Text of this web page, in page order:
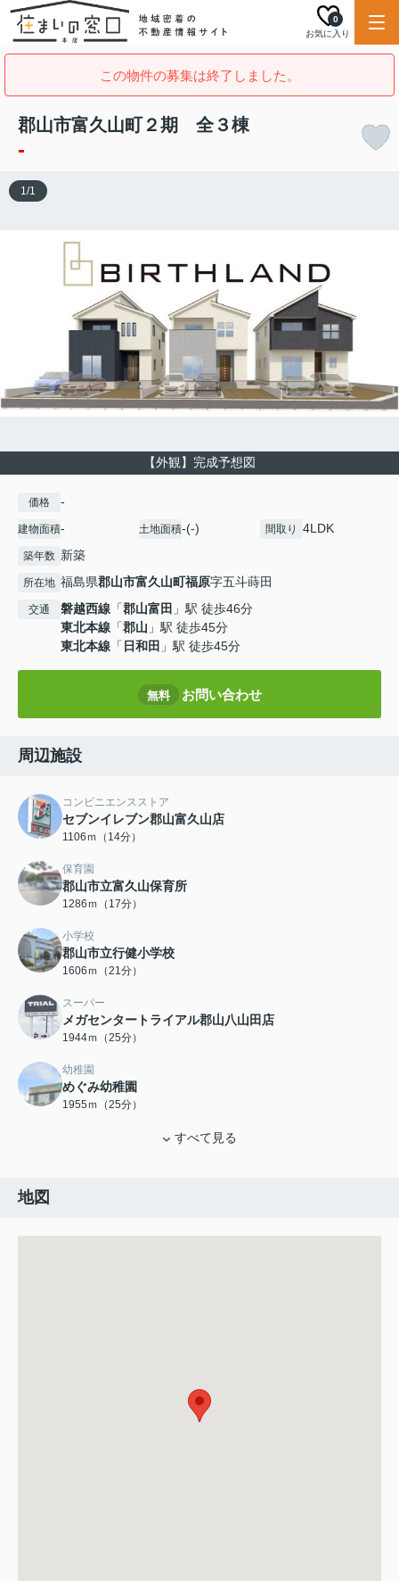
お気に入り
0
この物件の募集は終了しました。
郡山市富久山町２期 全３棟
-
【外観】完成予想図
1/1
価格 -
建物面積- 土地面積-(-) 間取り 4LDK
築年数 新築
所在地 福島県郡山市富久山町福原字五斗蒔田
交通 磐越西線 「郡山富田 」駅 徒歩46分
東北本線 「郡山 」駅 徒歩45分
東北本線 「 日和田 」駅 徒歩45分
無料 お問い合わせ
周辺施設
コンビニエンスストア
セブンイレブン郡山富久山店
1106ｍ（14分）
保育園
郡山市立富久山保育所
1286ｍ（17分）
小学校
郡山市立行健小学校
1606ｍ（21分）
スーパー
メガセンタートライアル郡山八山田店
1944ｍ（25分）
幼稚園
めぐみ幼稚園
1955ｍ（25分）
すべて見る
地図